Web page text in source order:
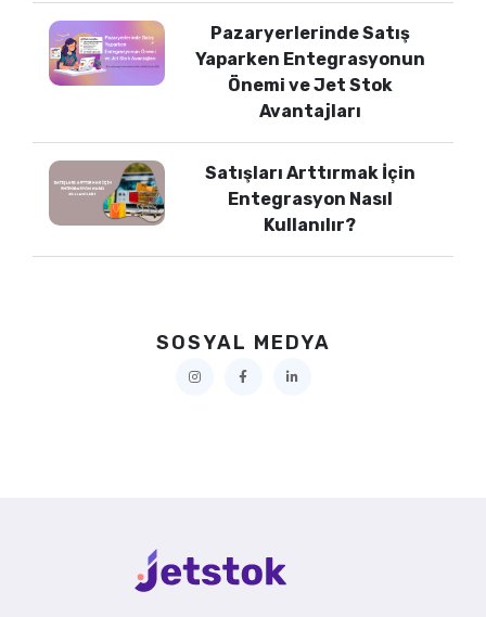
Pazaryerlerinde Satış
Yaparken Entegrasyonun
Önemi ve Jet Stok
Avantajları
Satışları Arttırmak İçin
Entegrasyon Nasıl
Kullanılır?
SOSYAL MEDYA